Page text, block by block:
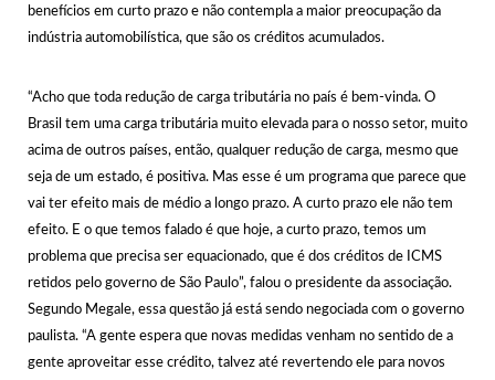
benefícios em curto prazo e não contempla a maior preocupação da
indústria automobilística, que são os créditos acumulados.
“Acho que toda redução de carga tributária no país é bem-vinda. O
Brasil tem uma carga tributária muito elevada para o nosso setor, muito
acima de outros países, então, qualquer redução de carga, mesmo que
seja de um estado, é positiva. Mas esse é um programa que parece que
vai ter efeito mais de médio a longo prazo. A curto prazo ele não tem
efeito. E o que temos falado é que hoje, a curto prazo, temos um
problema que precisa ser equacionado, que é dos créditos de ICMS
retidos pelo governo de São Paulo”, falou o presidente da associação.
Segundo Megale, essa questão já está sendo negociada com o governo
paulista. “A gente espera que novas medidas venham no sentido de a
gente aproveitar esse crédito, talvez até revertendo ele para novos